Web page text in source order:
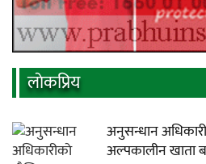
लाेकप्रिय
अनुसन्धान
अल्पकालीन खाता